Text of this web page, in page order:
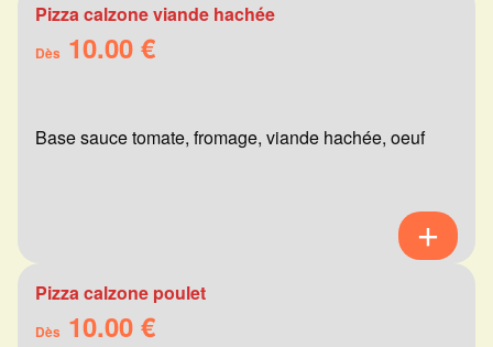
Pizza calzone viande hachée
Dès 10.00 €
Base sauce tomate, fromage, viande hachée, oeuf
Pizza calzone poulet
Dès 10.00 €